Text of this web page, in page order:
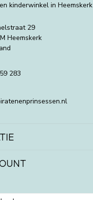
kinderwinkel in Heemskerk
29
Heemskerk
283